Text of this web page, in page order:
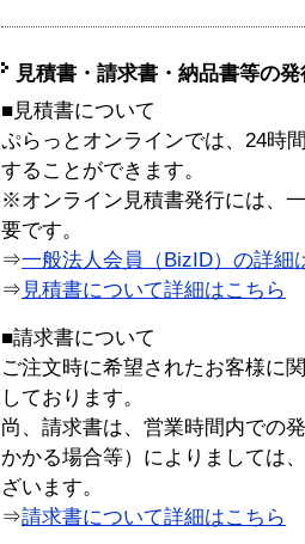
見積書・請求書・納品書等の
■見積書について
ぷらっとオンラインでは、24時
することができます。
※オンライン見積書発行には、
要です。
⇒一般法人会員（BizID）の詳細
⇒ 見積書について詳細はこちら
■請求書について
ご注文時に希望されたお客様に
しております。
尚、請求書は、営業時間内での
かかる場合等）によりましては
ざいます。
⇒請求書について詳細はこちら